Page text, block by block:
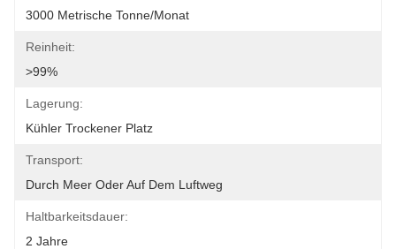
3000 Metrische Tonne/Monat
Reinheit:
>99%
Lagerung:
Kühler Trockener Platz
Transport:
Durch Meer Oder Auf Dem Luftweg
Haltbarkeitsdauer:
2 Jahre